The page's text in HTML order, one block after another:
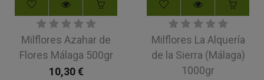
Milflores Azahar de
Flores Málaga 500gr
10,30€
Milflores La Alquería
de la Sierra (Málaga)
1000gr